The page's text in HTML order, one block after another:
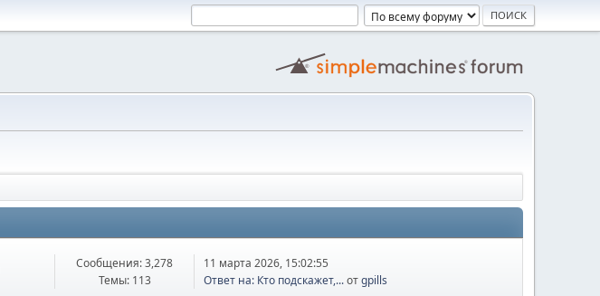
Сообщения: 3,278
Темы: 113
11 марта 2026, 15:02:55
Ответ на: Кто подскажет,...отgpills